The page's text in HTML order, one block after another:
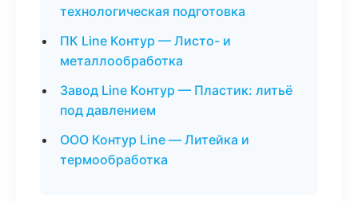
технологическая подготовка
ПК Line Контур — Листо- и
металлообработка
Завод Line Контур — Пластик: литьё
под давлением
ООО Контур Line — Литейка и
термообработка